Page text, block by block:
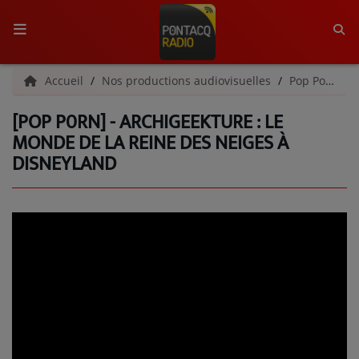
ACCUEIL
RADIO
QUI SOMMES-NOUS ?
L'ÉQUIPE
Accueil Nos productions audiovisuelles Pop Porn
[POP P0RN] - ARCHIGEEKTURE : LE
MONDE DE LA REINE DES NEIGES À
DISNEYLAND